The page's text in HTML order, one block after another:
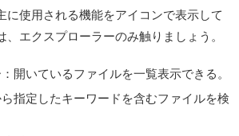
に使用される機能をアイコンで表示して
、エクスプローラーのみ触りましょう。
開いているファイルを一覧表示できる。
指定したキーワードを含むファイルを検